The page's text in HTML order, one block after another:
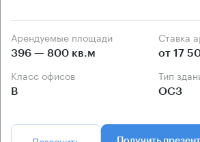
Арендуемые площади
396 — 800 кв.м
Ставка
от 17
Класс офисов
B
Тип
ОСЗ